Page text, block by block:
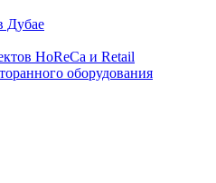
Дубае
HoReCa и Retail
оборудования